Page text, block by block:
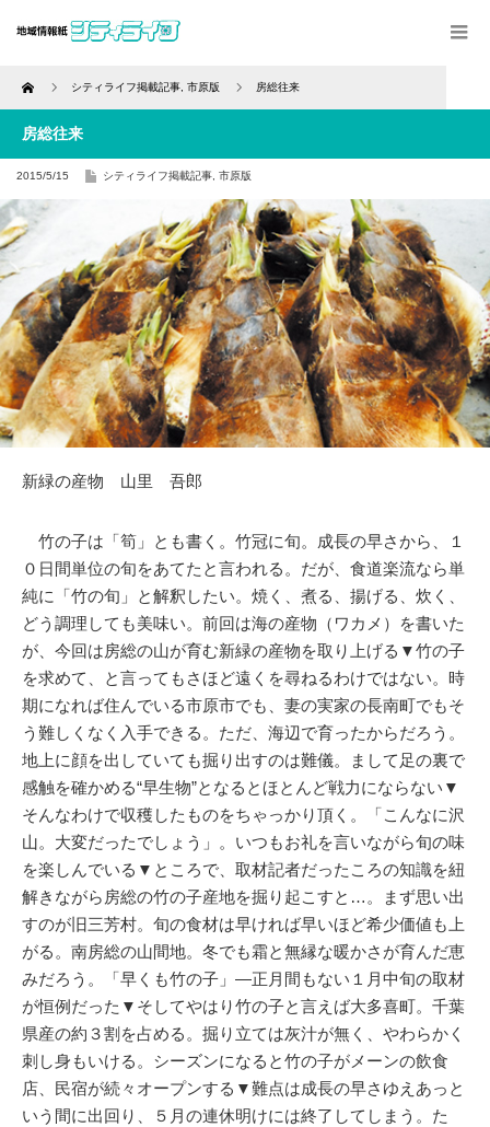
Home シティライフ掲載記事 市原版 房総往来
房総往来
2015/5/15 シティライフ掲載記事 市原版
新緑の産物 山里 吾郎
竹の子は「筍」とも書く。竹冠に旬。成長の早さから、１
０日間単位の旬をあてたと言われる。だが、食道楽流なら単
純に「竹の旬」と解釈したい。焼く、煮る、揚げる、炊く、
どう調理しても美味い。前回は海の産物（ワカメ）を書いた
が、今回は房総の山が育む新緑の産物を取り上げる▼竹の子
を求めて、と言ってもさほど遠くを尋ねるわけではない。時
期になれば住んでいる市原市でも、妻の実家の長南町でもそ
う難しくなく入手できる。ただ、海辺で育ったからだろう。
地上に顔を出していても掘り出すのは難儀。まして足の裏で
感触を確かめる“早生物”となるとほとんど戦力にならない▼
そんなわけで収穫したものをちゃっかり頂く。「こんなに沢
山。大変だったでしょう」。いつもお礼を言いながら旬の味
を楽しんでいる▼ところで、取材記者だったころの知識を紐
解きながら房総の竹の子産地を掘り起こすと…。まず思い出
すのが旧三芳村。旬の食材は早ければ早いほど希少価値も上
がる。南房総の山間地。冬でも霜と無縁な暖かさが育んだ恵
みだろう。「早くも竹の子」―正月間もない１月中旬の取材
が恒例だった▼そしてやはり竹の子と言えば大多喜町。千葉
県産の約３割を占める。掘り立ては灰汁が無く、やわらかく
刺し身もいける。シーズンになると竹の子がメーンの飲食
店、民宿が続々オープンする▼難点は成長の早さゆえあっと
いう間に出回り、５月の連休明けには終了してしまう。た